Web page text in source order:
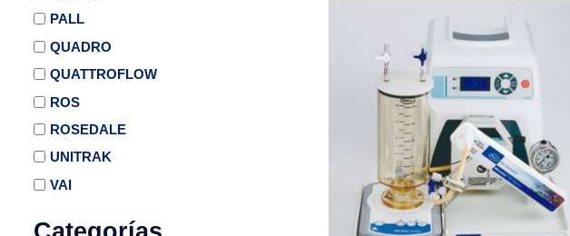
PALL
QUADRO
QUATTROFLOW
ROS
ROSEDALE
UNITRAK
VAI